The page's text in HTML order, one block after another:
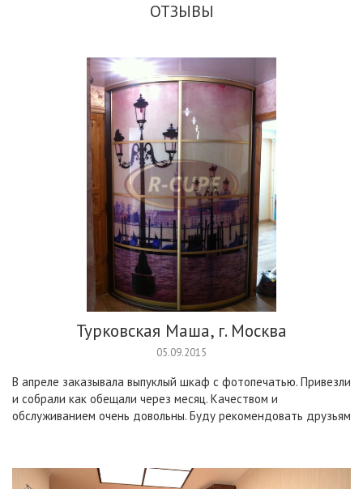
ОТЗЫВЫ
Турковская Маша, г. Москва
05.09.2015
В апреле заказывала выпуклый шкаф с фотопечатью. Привезли
и собрали как обещали через месяц. Качеством и
обслуживанием очень довольны. Буду рекомендовать друзьям